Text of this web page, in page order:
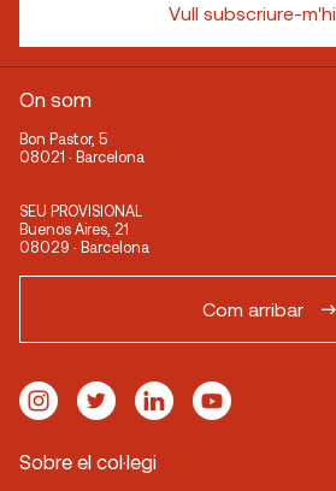
Vull subscriure-m'hi
On som
Bon Pastor, 5
08021 · Barcelona
SEU PROVISIONAL
Buenos Aires, 21
08029 · Barcelona
Com arribar
Sobre el col·legi